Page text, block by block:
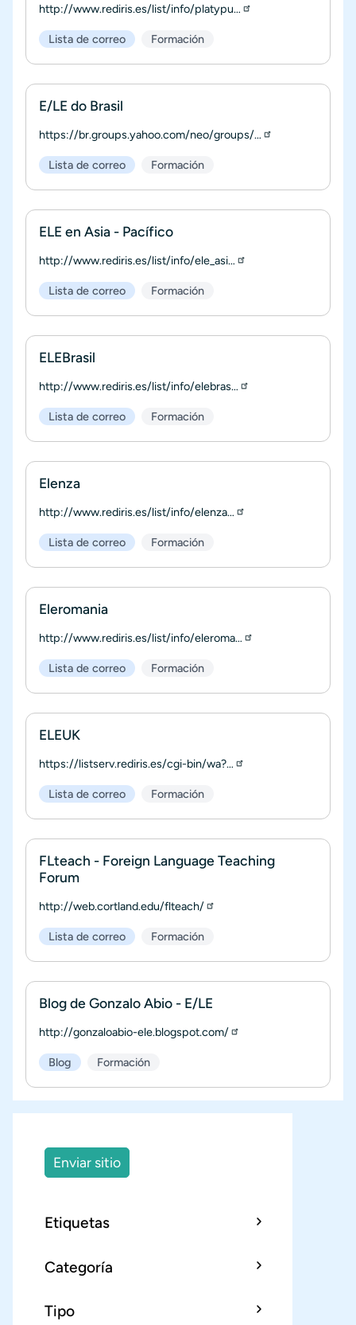
http://www.rediris.es/list/info/platypu…
Lista de correo Formación
E/LE do Brasil
https://br.groups.yahoo.com/neo/groups/…
Lista de correo Formación
ELE en Asia - Pacífico
http://www.rediris.es/list/info/ele_asi…
Lista de correo Formación
ELEBrasil
http://www.rediris.es/list/info/elebras…
Lista de correo Formación
Elenza
http://www.rediris.es/list/info/elenza…
Lista de correo Formación
Eleromania
http://www.rediris.es/list/info/eleroma…
Lista de correo Formación
ELEUK
https://listserv.rediris.es/cgi-bin/wa?…
Lista de correo Formación
FLteach - Foreign Language Teaching
Forum
http://web.cortland.edu/flteach/
Lista de correo Formación
Blog de Gonzalo Abio - E/LE
http://gonzaloabio-ele.blogspot.com/
Blog Formación
Enviar sitio
Etiquetas
Categoría
Tipo